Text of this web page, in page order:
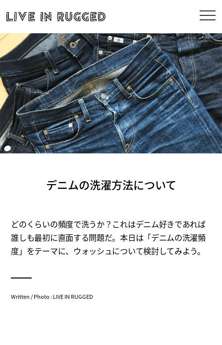
デニムの洗濯方法について
どのくらいの頻度で洗うか？これはデニム好きであれば
誰しも最初に直面する問題だ。本日は「デニムの洗濯頻
度」をテーマに、ウォッシュについて検討してみよう。
Written / Photo : LIVE IN RUGGED